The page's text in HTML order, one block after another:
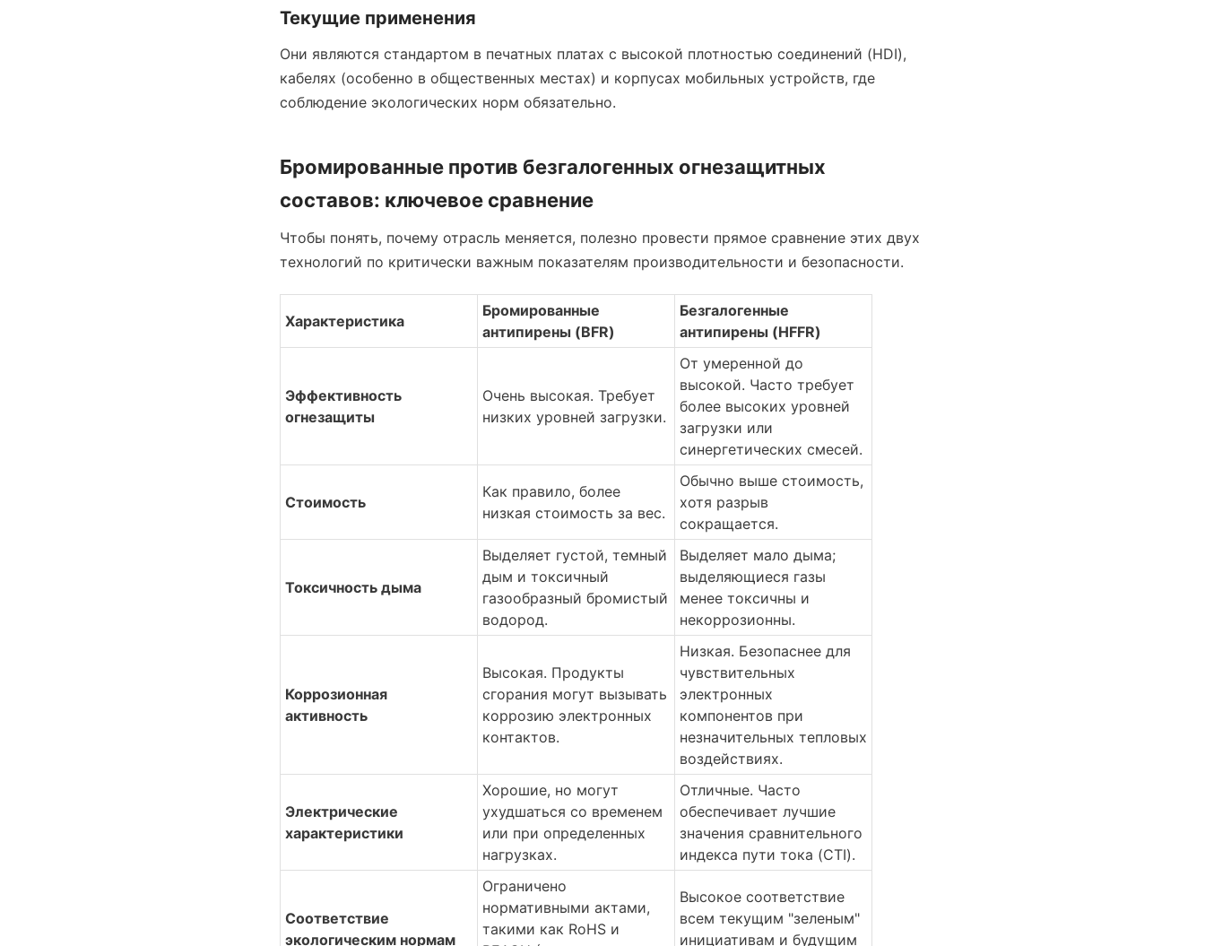
Текущие применения
Они являются стандартом в печатных платах с высокой плотностью соединений (HDI),
кабелях (особенно в общественных местах) и корпусах мобильных устройств, где
соблюдение экологических норм обязательно.
Бромированные против безгалогенных огнезащитных
составов: ключевое сравнение
Чтобы понять, почему отрасль меняется, полезно провести прямое сравнение этих двух
технологий по критически важным показателям производительности и безопасности.
Характеристика
Бромированные
антипирены (BFR)
Безгалогенные
антипирены (HFFR)
Эффективность
огнезащиты
Очень высокая. Требует
низких уровней загрузки.
От умеренной до
высокой. Часто требует
более высоких уровней
загрузки или
синергетических смесей.
Стоимость
Как правило, более
низкая стоимость за вес.
Обычно выше стоимость,
хотя разрыв
сокращается.
Токсичность дыма
Выделяет густой, темный
дым и токсичный
газообразный бромистый
водород.
Выделяет мало дыма;
выделяющиеся газы
менее токсичны и
некоррозионны.
Коррозионная
активность
Высокая. Продукты
сгорания могут вызывать
коррозию электронных
контактов.
Низкая. Безопаснее для
чувствительных
электронных
компонентов при
незначительных тепловых
воздействиях.
Электрические
характеристики
Хорошие, но могут
ухудшаться со временем
или при определенных
нагрузках.
Отличные. Часто
обеспечивает лучшие
значения сравнительного
индекса пути тока (CTI).
Соответствие
экологическим нормам
Ограничено
нормативными актами,
такими как RoHS и
Высокое соответствие
всем текущим "зеленым"
инициативам и будущим